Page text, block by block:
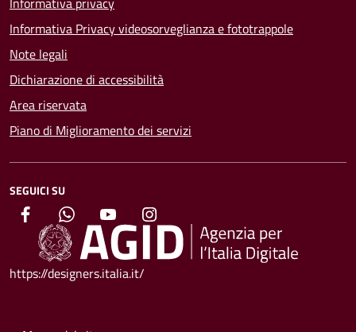
Informativa Privacy videosorveglianza e fototrappole
Note legali
Dichiarazione di accessibilità
Area riservata
Piano di Miglioramento dei servizi
SEGUICI SU
https://designers.italia.it/